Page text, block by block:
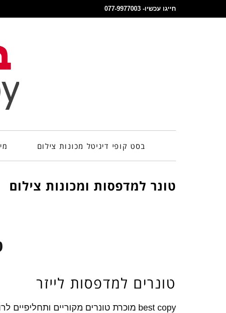
חייגו עכשיו- 077-9977003
בסט קופי דיגיטל מכונות צילום
טונר למדפסות ומכונות צילום
טונרים למדפסות לייזר
best copy מוכרת טונרים מקוריים ותחליפיים לרוב סוגי המדפסות בשוק.